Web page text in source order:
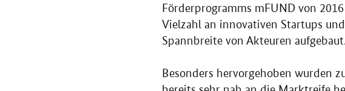
Förderprogramms mFUND von
Vielzahl an innovativen Startups
Spannbreite von Akteuren
Besonders hervorgehoben wurden